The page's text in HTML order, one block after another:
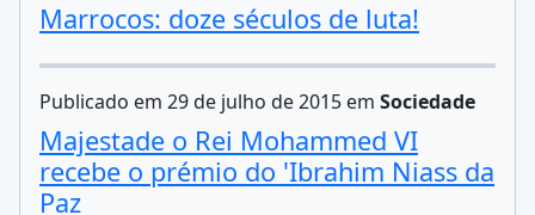
Marrocos: doze séculos de luta!
Publicado em 29 de julho de 2015 em Sociedade
Majestade o Rei Mohammed VI
recebe o prémio do 'Ibrahim Niass da
Paz